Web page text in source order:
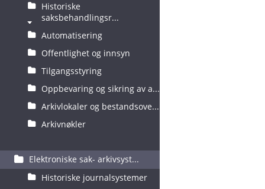
Historiske
saksbehandlingsr...
Automatisering
Offentlighet og innsyn
Tilgangsstyring
Oppbevaring og sikring av a...
Arkivlokaler og bestandsove...
Arkivnøkler
Elektroniske sak- arkivsyst...
Historiske journalsystemer